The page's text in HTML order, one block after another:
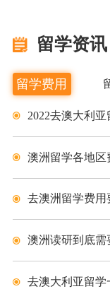
留学资讯
留学费用
2022去澳大利
澳洲留学各地区
去澳洲留学费用
澳洲读研到底需
去澳大利亚留学